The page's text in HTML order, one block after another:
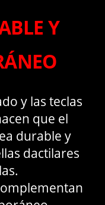
Y
y las teclas
que el
durable y
dactilares